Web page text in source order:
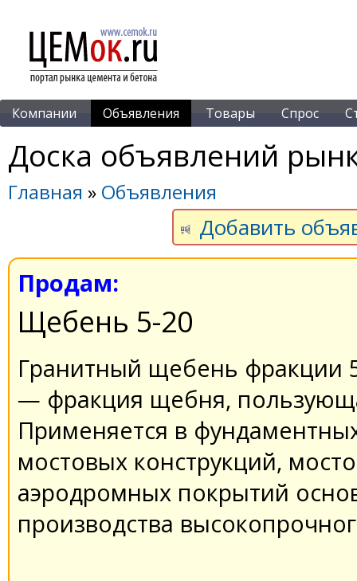
Компании Объявления Товары Спрос
Доска объявлений
Главная » Объявления
Добавить
Продам:
Щебень 5-20
Гранитный щебень фракции
— фракция щебня,
Применяется в
мостовых конструкций,
аэродромных покрытий
производства